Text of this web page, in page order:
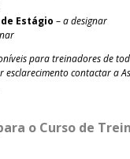
Estágio –a designar
para treinadores de
esclarecimento contactar a
o Curso de